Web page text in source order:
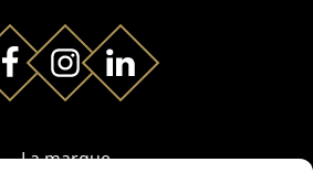
La marque